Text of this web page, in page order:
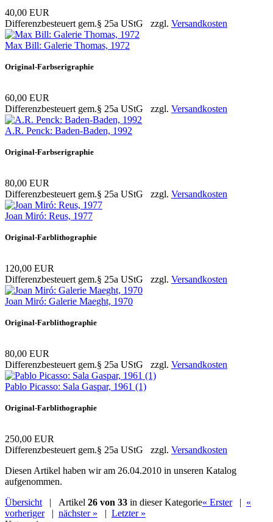
40,00 EUR
Differenzbesteuert gem.§ 25a UStG zzgl. Versandkosten
Max Bill: Galerie Thomas, 1972
Original-Farbserigraphie
60,00 EUR
Differenzbesteuert gem.§ 25a UStG zzgl. Versandkosten
A.R. Penck: Baden-Baden, 1992
Original-Farbserigraphie
80,00 EUR
Differenzbesteuert gem.§ 25a UStG zzgl. Versandkosten
Joan Miró: Reus, 1977
Original-Farblithographie
120,00 EUR
Differenzbesteuert gem.§ 25a UStG zzgl. Versandkosten
Joan Miró: Galerie Maeght, 1970
Original-Farblithographie
80,00 EUR
Differenzbesteuert gem.§ 25a UStG zzgl. Versandkosten
Pablo Picasso: Sala Gaspar, 1961 (1)
Original-Farblithographie
250,00 EUR
Differenzbesteuert gem.§ 25a UStG zzgl. Versandkosten
Diesen Artikel haben wir am 26.04.2010 in unseren Katalog
aufgenommen.
Übersicht | Artikel 26 von 33 in dieser Kategorie« Erster| «
vorheriger| nächster » | Letzter »